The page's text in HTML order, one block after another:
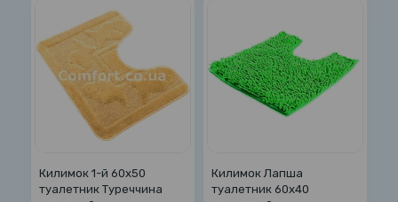
Килимок 1-й 60х50
туалетник Туреччина
Килимок Лапша
туалетник 60х40